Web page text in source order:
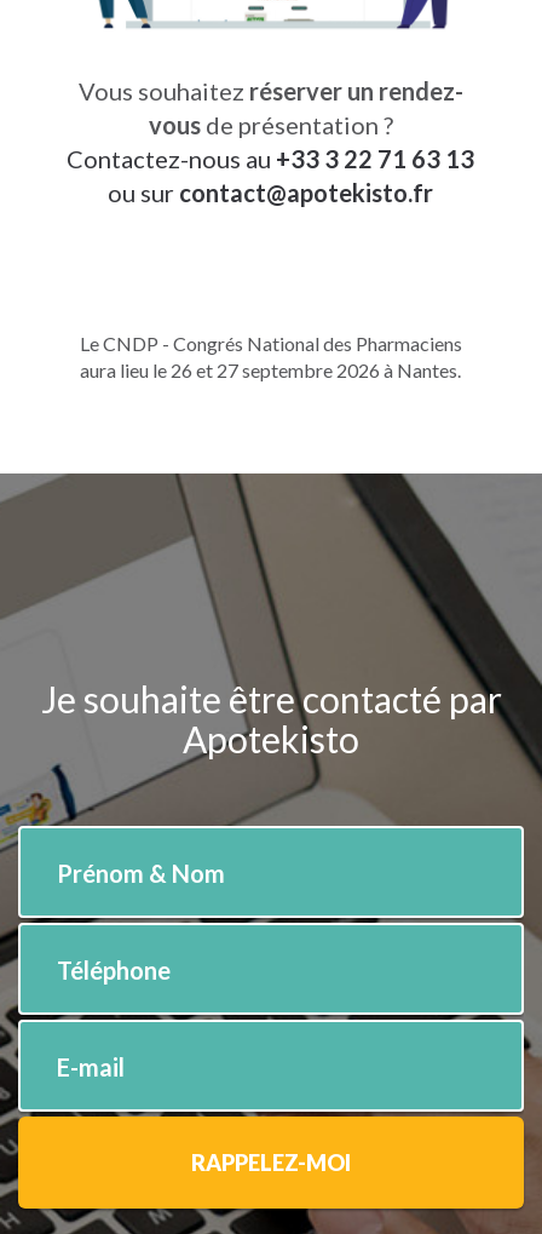
Vous souhaitez réserver un rendez-
vousde présentation ?
Contactez-nous au +33 3 22 71 63 13
ou sur contact@apotekisto.fr
Le CNDP - Congrés National des Pharmaciens
aura lieu le 26 et 27 septembre 2026 à Nantes.
Je souhaite être contacté par
Apotekisto
Prénom & Nom
Téléphone
E-mail
RAPPELEZ-MOI